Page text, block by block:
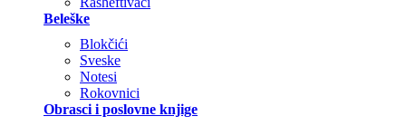
Beleške
Blokčići
Sveske
Notesi
Rokovnici
Obrasci i poslovne knjige